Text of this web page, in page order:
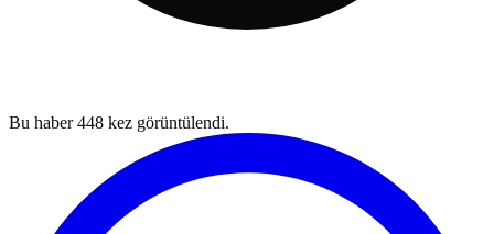
Bu haber448 kez görüntülendi.